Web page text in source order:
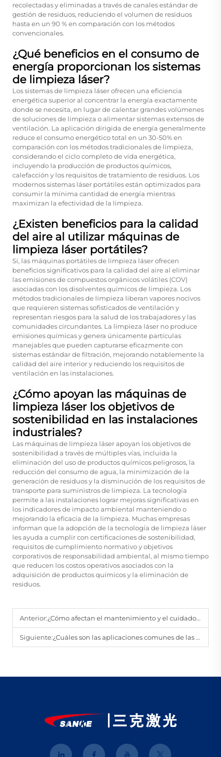
recolectadas y eliminadas a través de canales estándar de
gestión de residuos, reduciendo el volumen de residuos
hasta en un 90 % en comparación con los métodos
convencionales.
¿Qué beneficios en el consumo de
energía proporcionan los sistemas
de limpieza láser?
Los sistemas de limpieza láser ofrecen una eficiencia
energética superior al concentrar la energía exactamente
donde se necesita, en lugar de calentar grandes volúmenes
de soluciones de limpieza o alimentar sistemas extensos de
ventilación. La aplicación dirigida de energía generalmente
reduce el consumo energético total en un 30-50% en
comparación con los métodos tradicionales de limpieza,
considerando el ciclo completo de vida energética,
incluyendo la producción de productos químicos,
calefacción y los requisitos de tratamiento de residuos. Los
modernos sistemas láser portátiles están optimizados para
consumir la mínima cantidad de energía mientras
maximizan la efectividad de la limpieza.
¿Existen beneficios para la calidad
del aire al utilizar máquinas de
limpieza láser portátiles?
Sí, las máquinas portátiles de limpieza láser ofrecen
beneficios significativos para la calidad del aire al eliminar
las emisiones de compuestos orgánicos volátiles (COV)
asociadas con los disolventes químicos de limpieza. Los
métodos tradicionales de limpieza liberan vapores nocivos
que requieren sistemas sofisticados de ventilación y
representan riesgos para la salud de los trabajadores y las
comunidades circundantes. La limpieza láser no produce
emisiones químicas y genera únicamente partículas
manejables que pueden capturarse eficazmente con
sistemas estándar de filtración, mejorando notablemente la
calidad del aire interior y reduciendo los requisitos de
ventilación en las instalaciones.
¿Cómo apoyan las máquinas de
limpieza láser los objetivos de
sostenibilidad en las instalaciones
industriales?
Las máquinas de limpieza láser apoyan los objetivos de
sostenibilidad a través de múltiples vías, incluida la
eliminación del uso de productos químicos peligrosos, la
reducción del consumo de agua, la minimización de la
generación de residuos y la disminución de los requisitos de
transporte para suministros de limpieza. La tecnología
permite a las instalaciones lograr mejoras significativas en
los indicadores de impacto ambiental manteniendo o
mejorando la eficacia de la limpieza. Muchas empresas
informan que la adopción de la tecnología de limpieza láser
les ayuda a cumplir con certificaciones de sostenibilidad,
requisitos de cumplimiento normativo y objetivos
corporativos de responsabilidad ambiental, al mismo tiempo
que reducen los costos operativos asociados con la
adquisición de productos químicos y la eliminación de
residuos.
Anterior:¿Cómo afectan el mantenimiento y el cuidado al rendimiento y la vida útil de las máquinas de limpieza láser portátiles?
Siguiente:¿Cuáles son las aplicaciones comunes de las máquinas de limpieza láser portátiles en industrias como la automotriz, la aeroespacial y la manufacturera?